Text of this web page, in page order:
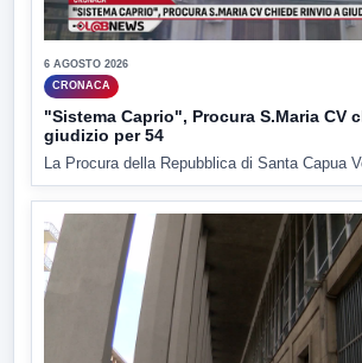
6 AGOSTO 2026
CRONACA
"Sistema Caprio", Procura S.Maria CV
giudizio per 54
La Procura della Repubblica di Santa Capua